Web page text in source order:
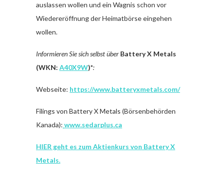
auslassen wollen und ein Wagnis schon vor
Wiedereröffnung der Heimatbörse eingehen
wollen.
Informieren Sie sich selbst über Battery X Metals
(WKN: A40X9W)*:
Webseite: https://www.batteryxmetals.com/
Filings von Battery X Metals (Börsenbehörden
Kanada): www.sedarplus.ca
HIER geht es zum Aktienkurs von Battery X
Metals.